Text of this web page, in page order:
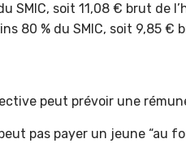
SMIC, soit 11,08 € brut de
80 % du SMIC, soit 9,85 €
peut prévoir une
pas payer un jeune “au